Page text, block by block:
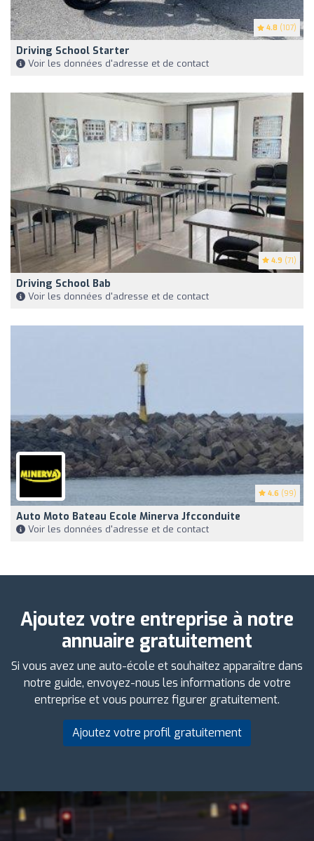
4.8 (107)
Driving School Starter
Voir les données d'adresse et de contact
4.9 (71)
Driving School Bab
Voir les données d'adresse et de contact
4.6 (99)
Auto Moto Bateau Ecole Minerva Jfcconduite
Voir les données d'adresse et de contact
Ajoutez votre entreprise à notre
annuaire gratuitement
Si vous avez une auto-école et souhaitez apparaître dans
notre guide, envoyez-nous les informations de votre
entreprise et vous pourrez figurer gratuitement.
Ajoutez votre profil gratuitement